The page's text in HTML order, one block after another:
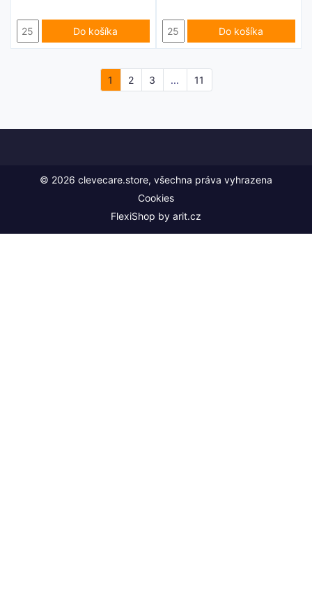
Do košíka Do košíka
1 2 3 ... 11
© 2026 clevecare.store, všechna práva vyhrazena
Cookies
FlexiShop by arit.cz